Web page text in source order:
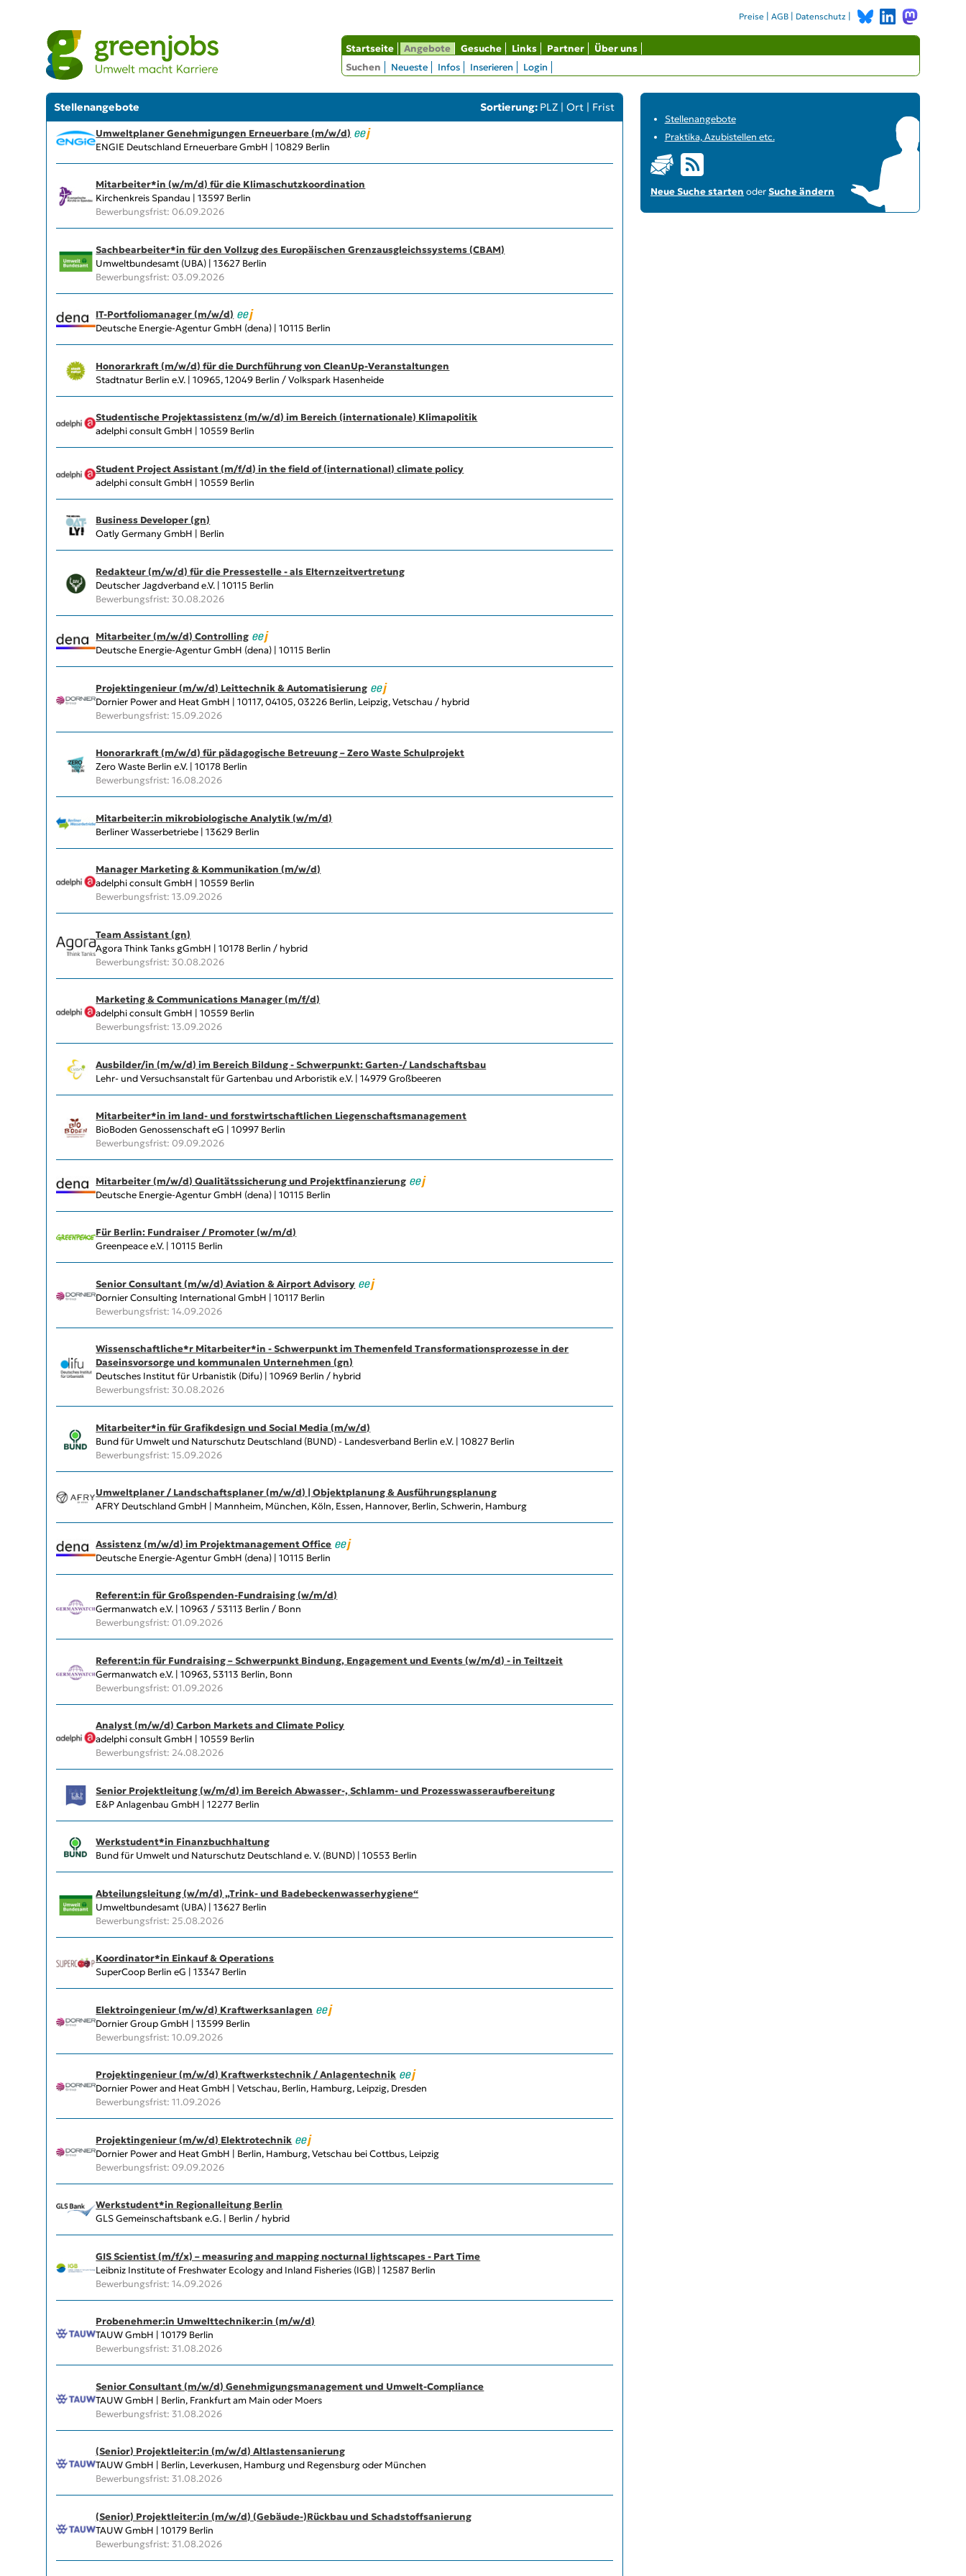
Preise |AGB | Datenschutz |
Startseite
Angebote
Suchen
Neueste Infos Inserieren Login
Gesuche Links Partner Über uns
Stellenangebote
Praktika, Azubistellen etc.
Neue Suche starten oderSuche ändern
Stellenangebote Sortierung: PLZ |Ort | Frist
Umweltplaner Genehmigungen Erneuerbare (m/w/d)
ENGIE Deutschland Erneuerbare GmbH | 10829 Berlin
Mitarbeiter*in (w/m/d) für die Klimaschutzkoordination
Kirchenkreis Spandau | 13597 Berlin
Bewerbungsfrist: 06.09.2026
Sachbearbeiter*in für den Vollzug des Europäischen Grenzausgleichs­systems (CBAM)
Umweltbundesamt (UBA) | 13627 Berlin
Bewerbungsfrist: 03.09.2026
IT-Portfoliomanager (m/w/d)
Deutsche Energie-Agentur GmbH (dena) | 10115 Berlin
Honorarkraft (m/w/d) für die Durchführung von CleanUp-Veranstaltungen
Stadtnatur Berlin e.V. | 10965, 12049 Berlin / Volkspark Hasenheide
Studentische Projektassistenz (m/w/d) im Bereich (internationale) Klimapolitik
adelphi consult GmbH | 10559 Berlin
Student Project Assistant (m/f/d) in the field of (international) climate policy
adelphi consult GmbH | 10559 Berlin
Business Developer (gn)
Oatly Germany GmbH | Berlin
Redakteur (m/w/d) für die Pressestelle - als Elternzeitvertretung
Deutscher Jagdverband e.V. | 10115 Berlin
Bewerbungsfrist: 30.08.2026
Mitarbeiter (m/w/d) Controlling
Deutsche Energie-Agentur GmbH (dena) | 10115 Berlin
Projektingenieur (m/w/d) Leittechnik & Automatisierung
Dornier Power and Heat GmbH | 10117, 04105, 03226 Berlin, Leipzig, Vetschau / hybrid
Bewerbungsfrist: 15.09.2026
Honorarkraft (m/w/d) für pädagogische Betreuung – Zero Waste Schulprojekt
Zero Waste Berlin e.V. | 10178 Berlin
Bewerbungsfrist: 16.08.2026
Mitarbeiter:in mikrobiologische Analytik (w/m/d)
Berliner Wasserbetriebe | 13629 Berlin
Manager Marketing & Kommunikation (m/w/d)
adelphi consult GmbH | 10559 Berlin
Bewerbungsfrist: 13.09.2026
Team Assistant (gn)
Agora Think Tanks gGmbH | 10178 Berlin / hybrid
Bewerbungsfrist: 30.08.2026
Marketing & Communications Manager (m/f/d)
adelphi consult GmbH | 10559 Berlin
Bewerbungsfrist: 13.09.2026
Ausbilder/in (m/w/d) im Bereich Bildung - Schwerpunkt: Garten-/ Landschaftsbau
Lehr- und Versuchsanstalt für Gartenbau und Arboristik e.V. | 14979 Großbeeren
Mitarbeiter*in im land- und forstwirtschaftlichen Liegenschaftsmanagement
BioBoden Genossenschaft eG | 10997 Berlin
Bewerbungsfrist: 09.09.2026
Mitarbeiter (m/w/d) Qualitätssicherung und Projektfinanzierung
Deutsche Energie-Agentur GmbH (dena) | 10115 Berlin
Für Berlin: Fundraiser / Promoter (w/m/d)
Greenpeace e.V. | 10115 Berlin
Senior Consultant (m/w/d) Aviation & Airport Advisory
Dornier Consulting International GmbH | 10117 Berlin
Bewerbungsfrist: 14.09.2026
Wissenschaftliche*r Mitarbeiter*in - Schwerpunkt im Themenfeld Transformationsprozesse in der
Daseinsvorsorge und kommunalen Unternehmen (gn)
Deutsches Institut für Urbanistik (Difu) | 10969 Berlin / hybrid
Bewerbungsfrist: 30.08.2026
Mitarbeiter*in für Grafikdesign und Social Media (m/w/d)
Bund für Umwelt und Naturschutz Deutschland (BUND) - Landesverband Berlin e.V. | 10827 Berlin
Bewerbungsfrist: 15.09.2026
Umweltplaner / Landschaftsplaner (m/w/d) | Objektplanung & Ausführungsplanung
AFRY Deutschland GmbH | Mannheim, München, Köln, Essen, Hannover, Berlin, Schwerin, Hamburg
Assistenz (m/w/d) im Projektmanagement Office
Deutsche Energie-Agentur GmbH (dena) | 10115 Berlin
Referent:in für Großspenden-Fundraising (w/m/d)
Germanwatch e.V. | 10963 / 53113 Berlin / Bonn
Bewerbungsfrist: 01.09.2026
Referent:in für Fundraising – Schwerpunkt Bindung, Engagement und Events (w/m/d) - in Teiltzeit
Germanwatch e.V. | 10963, 53113 Berlin, Bonn
Bewerbungsfrist: 01.09.2026
Analyst (m/w/d) Carbon Markets and Climate Policy
adelphi consult GmbH | 10559 Berlin
Bewerbungsfrist: 24.08.2026
Senior Projektleitung (w/m/d) im Bereich Abwasser-, Schlamm- und Prozesswasseraufbereitung
E&P Anlagenbau GmbH | 12277 Berlin
Werkstudent*in Finanzbuchhaltung
Bund für Umwelt und Naturschutz Deutschland e. V. (BUND) | 10553 Berlin
Abteilungs­leitung (w/m/d) „Trink- und Badebecken­wasserhygiene“
Umweltbundesamt (UBA) | 13627 Berlin
Bewerbungsfrist: 25.08.2026
Koordinator*in Einkauf & Operations
SuperCoop Berlin eG | 13347 Berlin
Elektroingenieur (m/w/d) Kraftwerksanlagen
Dornier Group GmbH | 13599 Berlin
Bewerbungsfrist: 10.09.2026
Projektingenieur (m/w/d) Kraftwerkstechnik / Anlagentechnik
Dornier Power and Heat GmbH | Vetschau, Berlin, Hamburg, Leipzig, Dresden
Bewerbungsfrist: 11.09.2026
Projektingenieur (m/w/d) Elektrotechnik
Dornier Power and Heat GmbH | Berlin, Hamburg, Vetschau bei Cottbus, Leipzig
Bewerbungsfrist: 09.09.2026
Werkstudent*in Regionalleitung Berlin
GLS Gemeinschaftsbank e.G. | Berlin / hybrid
GIS Scientist (m/f/x) – measuring and mapping nocturnal lightscapes - Part Time
Leibniz Institute of Freshwater Ecology and Inland Fisheries (IGB) | 12587 Berlin
Bewerbungsfrist: 14.09.2026
Probenehmer:in Umwelttechniker:in (m/w/d)
TAUW GmbH | 10179 Berlin
Bewerbungsfrist: 31.08.2026
Senior Consultant (m/w/d) Genehmigungsmanagement und Umwelt-Compliance
TAUW GmbH | Berlin, Frankfurt am Main oder Moers
Bewerbungsfrist: 31.08.2026
(Senior) Projektleiter:in (m/w/d) Altlastensanierung
TAUW GmbH | Berlin, Leverkusen, Hamburg und Regensburg oder München
Bewerbungsfrist: 31.08.2026
(Senior) Projektleiter:in (m/w/d) (Gebäude-)Rückbau und Schadstoffsanierung
TAUW GmbH | 10179 Berlin
Bewerbungsfrist: 31.08.2026